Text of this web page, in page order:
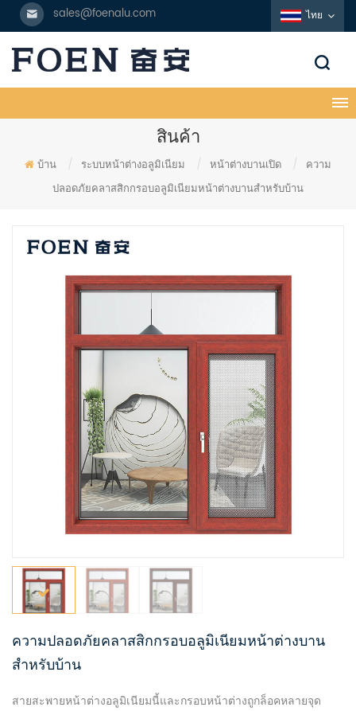
sales@foenalu.com ไทย
สินค้า
บ้าน / ระบบหน้าต่างอลูมิเนียม / หน้าต่างบานเปิด /
ความ
ปลอดภัยคลาสสิกกรอบอลูมิเนียมหน้าต่างบานสำหรับบ้าน
ความปลอดภัยคลาสสิกกรอบอลูมิเนียมหน้าต่างบาน
สำหรับบ้าน
สายสะพายหน้าต่างอลูมิเนียมนี้และกรอบหน้าต่างถูกล็อคหลายจุด